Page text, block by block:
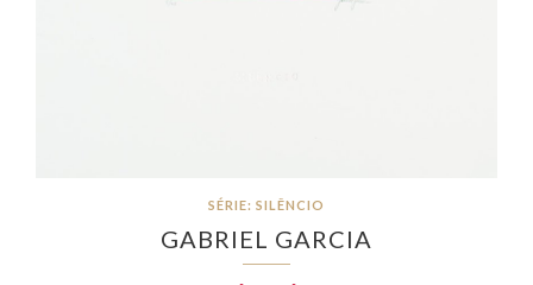
SÉRIE: SILÊNCIO
GABRIEL GARCIA